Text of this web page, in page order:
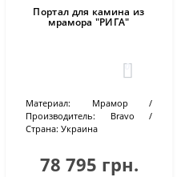
Портал для камина из
мрамора "РИГА"
0
Материал:
Мрамор
Производитель:
Bravo
Страна: Украина
78 795 грн.